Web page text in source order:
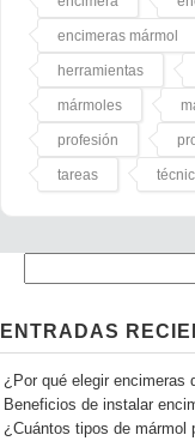
encimeras mármol
herramientas
mármoles
profesión
tareas
ENTRADAS
¿Por qué elegir encimeras
Beneficios de instalar
¿Cuántos tipos de mármol